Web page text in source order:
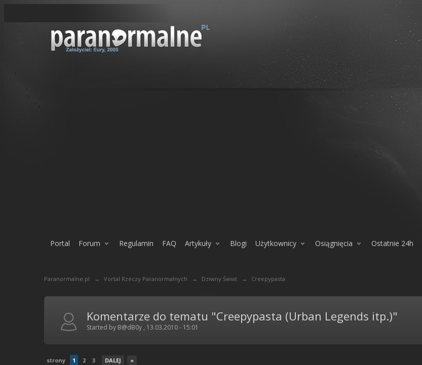
Portal Forum Regulamin FAQ Artykuły Blogi Użytkownicy Osiągnięcia Ostatnie 24h
Paranormalne.pl → Vortal Rzeczy Paranormalnych → Dziwny Świat → Creepypasta
Komentarze do tematu "Creepypasta (Urban Legends itp.)"
Started by B@dB0y , 13.03.2010 - 15:01
strony 1 2 3 DALEJ »